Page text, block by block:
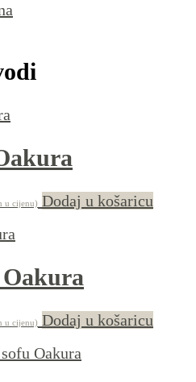
u cijenu) Dodaj u košaricu
u cijenu) Dodaj u košaricu